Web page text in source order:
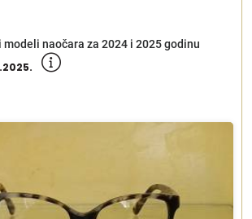
modeli naočara za 2024 i 2025 godinu